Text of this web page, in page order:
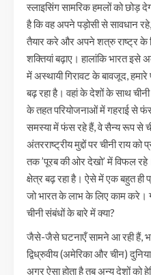
स्लाइसिंग सामरिक हमलों को छोड़
है कि वह अपने पड़ोसी से सावधान
तैयार करे और अपने शत्रु राष्ट्र
शक्तियां बढ़ाए। हालांकि भारत
में अस्थायी गिरावट के बावजूद, हमारे
बढ़ रहा है। वहां के देशों के साथ चीनी
के तहत परियोजनाओं में गहराई से
समस्या में फंस रहे हैं, वे सैन्य रूप से
अंतरराष्ट्रीय मुद्दों पर चीनी राय
तक ’पूरब की ओर देखो’ में विफल
क्षेत्र बढ़ रहा है। ऐसे में एक बहुत ही
जो भारत के लाभ के लिए काम करे।
चीनी संबंधों के बारे में क्या?
जैसे-जैसे घटनाएँ सामने आ रही हैं,
द्विध्रुवीय (अमेरिका और चीन)
अगर ऐसा होता है तब अन्य देशों को